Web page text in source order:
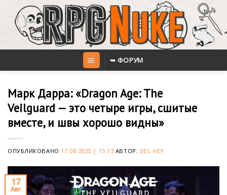
content
➥ ФОРУМ
Марк Дарра: «Dragon Age: The
Veilguard — это четыре игры, сшитые
вместе, и швы хорошо видны»
ОПУБЛИКОВАНО 17.08.2025 | 15:13 АВТОР: DEL-VEY
17
Авг